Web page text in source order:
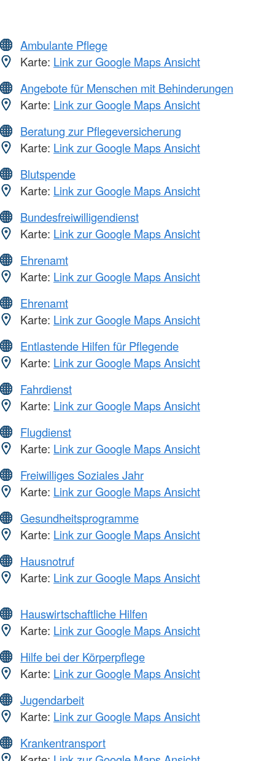
Ambulante Pflege
Karte: Link zur Google Maps Ansicht
Angebote für Menschen mit Behinderungen
Karte: Link zur Google Maps Ansicht
Beratung zur Pflegeversicherung
Karte: Link zur Google Maps Ansicht
Blutspende
Karte: Link zur Google Maps Ansicht
Bundesfreiwilligendienst
Karte: Link zur Google Maps Ansicht
Ehrenamt
Karte: Link zur Google Maps Ansicht
Ehrenamt
Karte: Link zur Google Maps Ansicht
Entlastende Hilfen für Pflegende
Karte: Link zur Google Maps Ansicht
Fahrdienst
Karte: Link zur Google Maps Ansicht
Flugdienst
Karte: Link zur Google Maps Ansicht
Freiwilliges Soziales Jahr
Karte: Link zur Google Maps Ansicht
Gesundheitsprogramme
Karte: Link zur Google Maps Ansicht
Hausnotruf
Karte: Link zur Google Maps Ansicht
Hauswirtschaftliche Hilfen
Karte: Link zur Google Maps Ansicht
Hilfe bei der Körperpflege
Karte: Link zur Google Maps Ansicht
Jugendarbeit
Karte: Link zur Google Maps Ansicht
Krankentransport